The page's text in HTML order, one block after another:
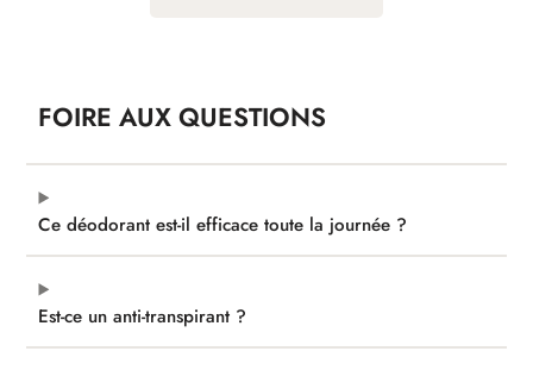
FOIRE AUX QUESTIONS
Ce déodorant est-il efficace toute la journée ?
Est-ce un anti-transpirant ?